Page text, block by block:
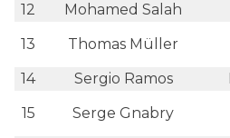
12
Mohamed Salah
13
Thomas Müller
14
Sergio Ramos
15
Serge Gnabry